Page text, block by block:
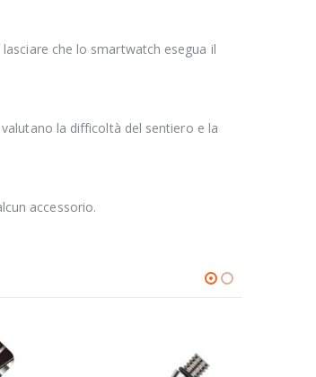
che lo smartwatch esegua il
la difficoltà del sentiero e la
accessorio.